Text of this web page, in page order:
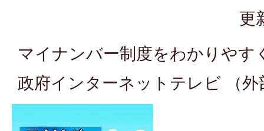
更
マイナンバー制度をわかりやす
政府インターネットテレビ （外